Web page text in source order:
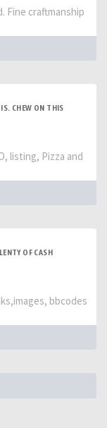
Fine craftmanship
CHEW ON THIS
listing, Pizza and
OF CASH
bbcodes